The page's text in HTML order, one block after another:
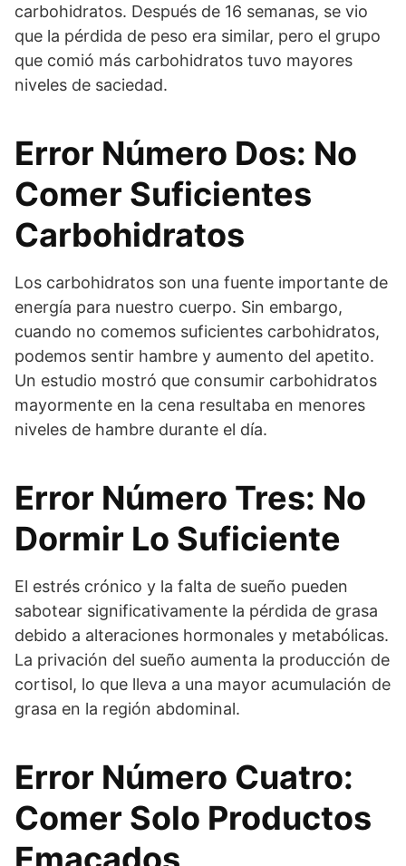
carbohidratos. Después de 16 semanas, se vio
que la pérdida de peso era similar, pero el grupo
que comió más carbohidratos tuvo mayores
niveles de saciedad.
Error Número Dos: No
Comer Suficientes
Carbohidratos
Los carbohidratos son una fuente importante de
energía para nuestro cuerpo. Sin embargo,
cuando no comemos suficientes carbohidratos,
podemos sentir hambre y aumento del apetito.
Un estudio mostró que consumir carbohidratos
mayormente en la cena resultaba en menores
niveles de hambre durante el día.
Error Número Tres: No
Dormir Lo Suficiente
El estrés crónico y la falta de sueño pueden
sabotear significativamente la pérdida de grasa
debido a alteraciones hormonales y metabólicas.
La privación del sueño aumenta la producción de
cortisol, lo que lleva a una mayor acumulación de
grasa en la región abdominal.
Error Número Cuatro:
Comer Solo Productos